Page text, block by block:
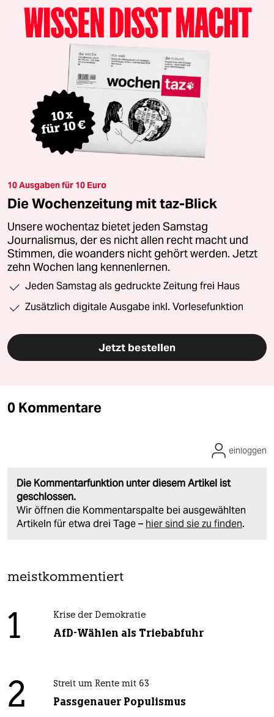
10 Ausgaben für 10 Euro
Die Wochenzeitung mit taz-Blick
Unsere wochentaz bietet jeden Samstag
Journalismus, der es nicht allen recht macht und
Stimmen, die woanders nicht gehört werden. Jetzt
zehn Wochen lang kennenlernen.
Jeden Samstag als gedruckte Zeitung frei Haus
Zusätzlich digitale Ausgabe inkl. Vorlesefunktion
Jetzt bestellen
0 Kommentare
Die Kommentarfunktion unter diesem Artikel ist
geschlossen.
Wir öffnen die Kommentarspalte bei ausgewählten
Artikeln für etwa drei Tage – hier sind sie zu finden.
einloggen
meistkommentiert
1 Krise der Demokratie
AfD-Wählen als Triebabfuhr
2 Streit um Rente mit 63
Passgenauer Populismus